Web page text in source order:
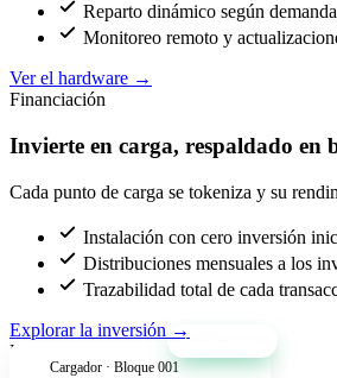
Reparto dinámico según
Monitoreo remoto y
Ver el hardware →
Financiación
Invierte en carga, respaldado en
Cada punto de carga se tokeniza y su
Instalación con cero inversión
Distribuciones mensuales a los
Trazabilidad total de cada
Explorar la inversión →
+34% anual
Cargador · Bloque 001
Productos